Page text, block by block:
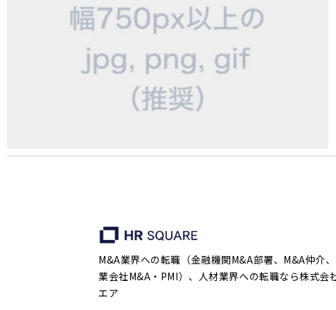
M&A業界への転職（金融機関M&A部署、M&A仲介
業会社M&A・PMI）、人材業界への転職なら株式会
エア